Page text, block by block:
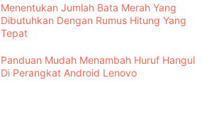
Menentukan Jumlah Bata Merah Yang
Dibutuhkan Dengan Rumus Hitung Yang
Tepat
Panduan Mudah Menambah Huruf Hangul
Di Perangkat Android Lenovo